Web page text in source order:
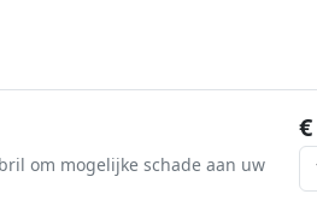
€
om mogelijke schade aan uw